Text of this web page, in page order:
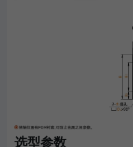
选型参数